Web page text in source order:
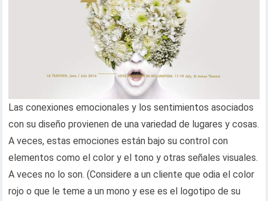
Las conexiones emocionales y los sentimientos asociados
con su diseño provienen de una variedad de lugares y cosas.
A veces, estas emociones están bajo su control con
elementos como el color y el tono y otras señales visuales.
A veces no lo son. (Considere a un cliente que odia el color
rojo o que le teme a un mono y ese es el logotipo de su